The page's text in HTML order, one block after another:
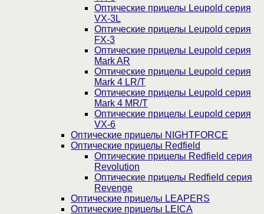
Оптические прицелы Leupold серия
VX-3L
Оптические прицелы Leupold серия
FX-3
Оптические прицелы Leupold серия
Mark AR
Оптические прицелы Leupold серия
Mark 4 LR/T
Оптические прицелы Leupold серия
Mark 4 MR/T
Оптические прицелы Leupold серия
VX-6
Оптические прицелы NIGHTFORCE
Оптические прицелы Redfield
Оптические прицелы Redfield серия
Revolution
Оптические прицелы Redfield серия
Revenge
Оптические прицелы LEAPERS
Оптические прицелы LEICA